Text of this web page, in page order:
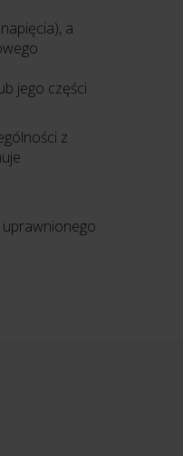
a
jego części
z